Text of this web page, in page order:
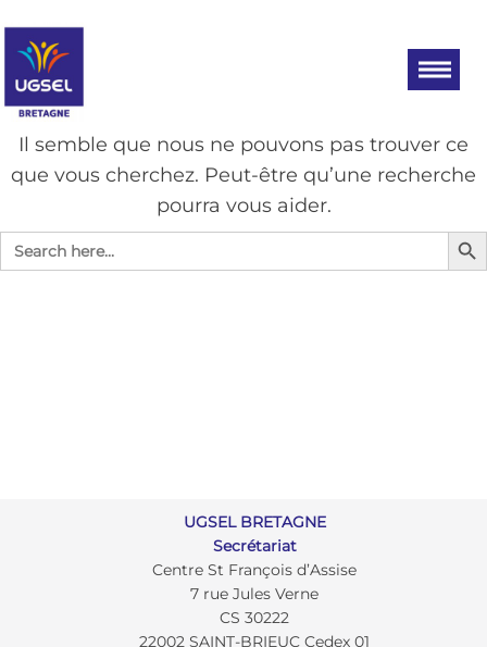
au
contenuAUCUN RÉSULTAT
Il semble que nous ne pouvons pas trouver ce
que vous cherchez. Peut-être qu’une recherche
pourra vous aider.
Search
Search
UGSEL BRETAGNE
Secrétariat
Centre St François d’Assise
7 rue Jules Verne
CS 30222
22002 SAINT-BRIEUC Cedex 01